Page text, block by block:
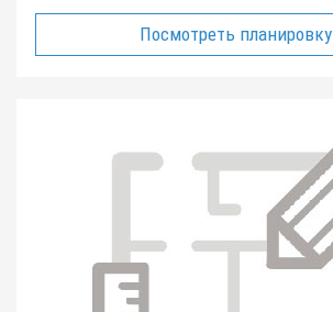
Посмотреть планировку